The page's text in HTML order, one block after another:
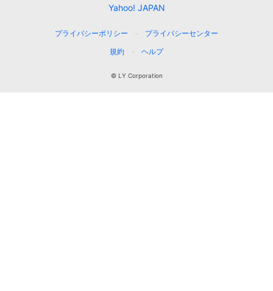
Yahoo! JAPAN
プライバシーポリシー
プライバシーセンター
規約
ヘルプ
© LY Corporation